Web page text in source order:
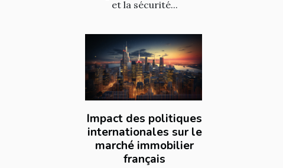
et la sécurité...
Impact des politiques
internationales sur le
marché immobilier
français